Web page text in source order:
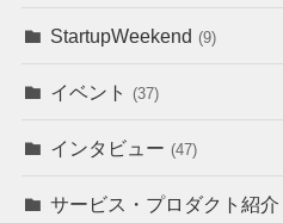
StartupWeekend (9)
イベント (37)
インタビュー (47)
サービス・プロダクト紹介